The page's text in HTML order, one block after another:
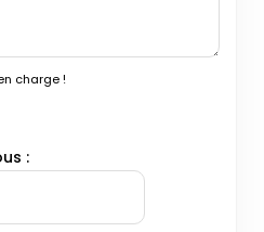
charge !
: